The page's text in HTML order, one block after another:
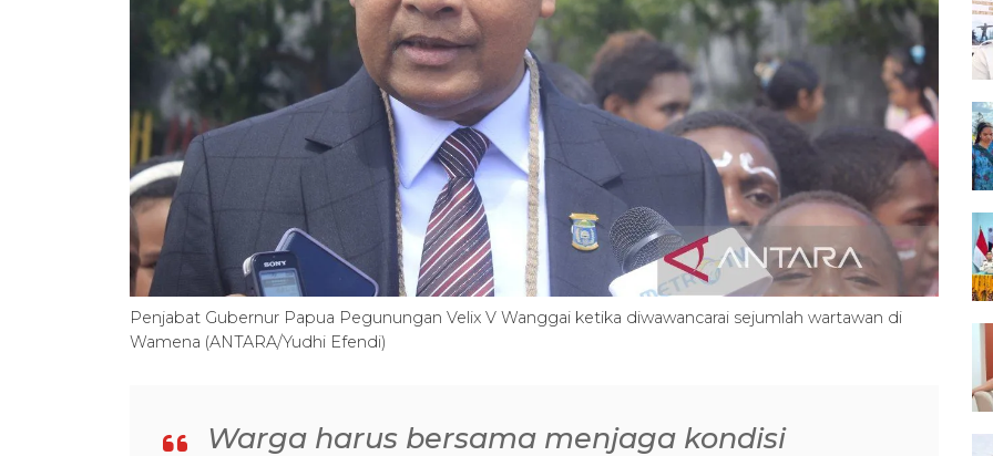
Penjabat Gubernur Papua Pegunungan Velix V Wanggai ketika diwawancarai sejumlah wartawan di
Wamena (ANTARA/Yudhi Efendi)
Warga harus bersama menjaga kondisi